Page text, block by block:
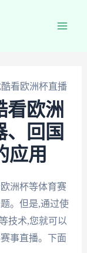
看欧洲杯直播
看欧洲
、回国
应用
洲杯等体育赛
。但是,通过使
技术,您就可以
事直播。下面